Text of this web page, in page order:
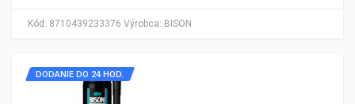
Kód: 8710439233376 Výrobca: BISON
DODANIE DO 24 HOD.